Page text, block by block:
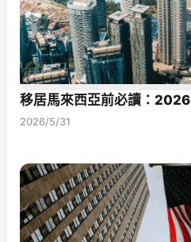
移居馬來西亞前必讀：
2026/5/31